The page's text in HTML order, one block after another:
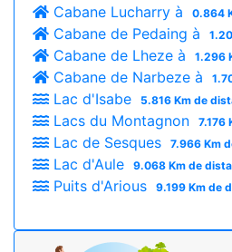
Cabane Lucharry à 0.864
Cabane de Pedaing à
Cabane de Lheze à 1.296
Cabane de Narbeze à
Lac d'Isabe 5.816 Km de
Lacs du Montagnon 7.176
Lac de Sesques 7.966 Km
Lac d'Aule 9.068 Km de
Puits d'Arious 9.199 Km de